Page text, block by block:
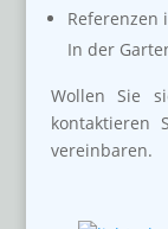
Referenzen
In der
Wollen Sie
kontaktieren
vereinbaren.